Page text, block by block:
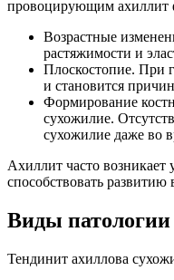
провоцирующим ахиллит
Возрастные
растяжимости и
Плоскостопие. При
и становится
Формирование
сухожилие.
сухожилие даже во
Ахиллит часто
способствовать развитию
Виды патологии
Тендинит ахиллова